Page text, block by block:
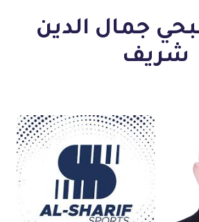
جمال الدين
شريف